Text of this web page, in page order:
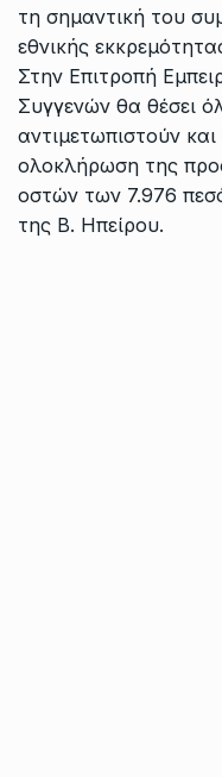
τη σημαντική του
εθνικής
Στην Επιτροπή
Συγγενών θα θέσει
αντιμετωπιστούν
ολοκλήρωση της
οστών των 7.976
της Β. Ηπείρου.